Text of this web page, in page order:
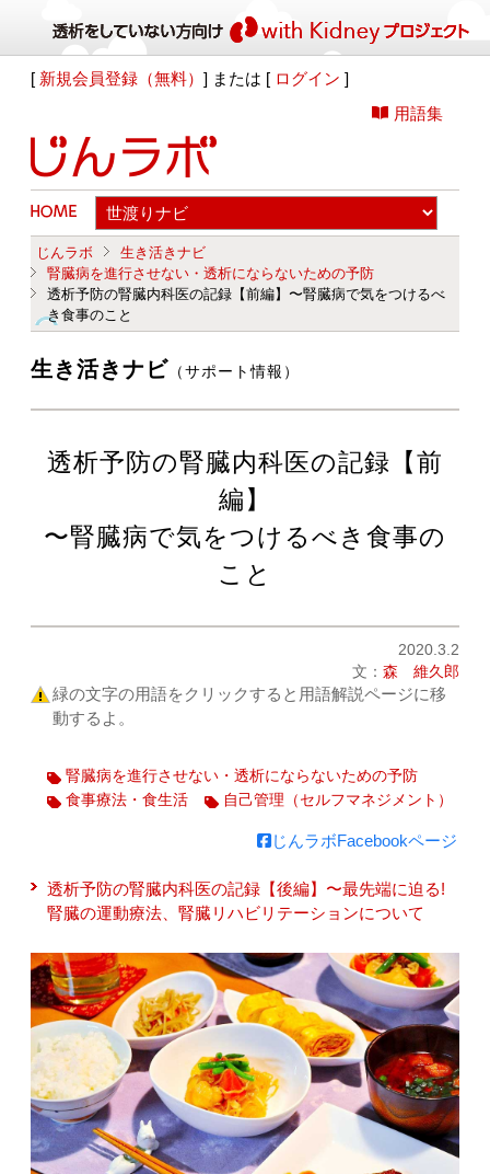
[ 新規会員登録（無料）] または [ ログイン ]
用語集
じんラボ
生き活きナビ
腎臓病を進行させない・透析にならないための予防
透析予防の腎臓内科医の記録【前編】〜腎臓病で気をつけるべ
き食事のこと
生き活きナビ （サポート情報）
透析予防の腎臓内科医の記録【前
編】
〜腎臓病で気をつけるべき食事の
こと
2020.3.2
文： 森 維久郎
緑の文字の用語をクリックすると用語解説ページに移
動するよ。
腎臓病を進行させない・透析にならないための予防
食事療法・食生活
自己管理（セルフマネジメント）
じんラボFacebookページ
透析予防の腎臓内科医の記録【後編】〜最先端に迫る!
腎臓の運動療法、腎臓リハビリテーションについて